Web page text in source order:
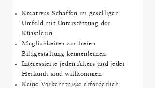
Kreatives Schaffen im geselligen
Umfeld mit Unterstützung der
Künstlerin
Möglichkeiten zur freien
Bildgestaltung kennenlernen
Interessierte jeden Alters und jeder
Herkunft sind willkommen
Keine Vorkenntnisse erforderlich